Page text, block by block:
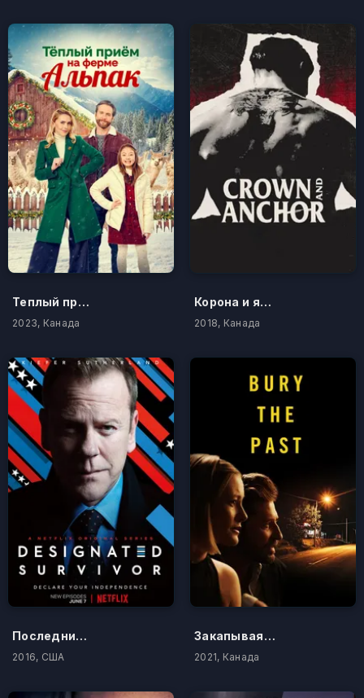
Теплый прием на ферме альпак
2023, Канада
Корона и якорь
2018, Канада
Последний кандидат
2016, США
Закапывая прошлое
2021, Канада